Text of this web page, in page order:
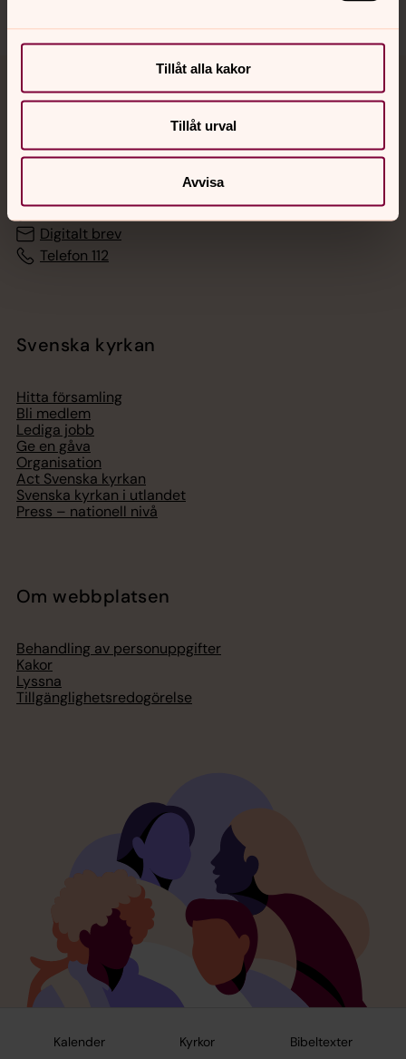
Tillåt alla kakor
Tillåt urval
Avvisa
Kalender Kyrkor Bibeltexter
Jourhavande präst
Akut samtals- och krisstöd. Prata eller chatta anonymt
med en präst på kvällar och nätter.
Chatt
Digitalt brev
Telefon 112
Svenska kyrkan
Hitta församling
Bli medlem
Lediga jobb
Ge en gåva
Organisation
Act Svenska kyrkan
Svenska kyrkan i utlandet
Press – nationell nivå
Om webbplatsen
Behandling av personuppgifter
Kakor
Lyssna
Tillgänglighetsredogörelse